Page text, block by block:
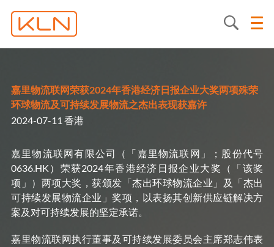
嘉里物流联网荣获2024年香港经济日报企业大奖两项殊荣
环球物流及可持续发展物流之杰出表现获嘉许
2024-07-11 香港
嘉里物流联网有限公司（「嘉里物流联网」；股份代号
0636.HK）荣获2024年香港经济日报企业大奖（「该奖
项」）两项大奖，获颁发「杰出环球物流企业」及「杰出
可持续发展物流企业」奖项，以表扬其创新供应链解决方
案及对可持续发展的坚定承诺。
嘉里物流联网执行董事及可持续发展委员会主席郑志伟表